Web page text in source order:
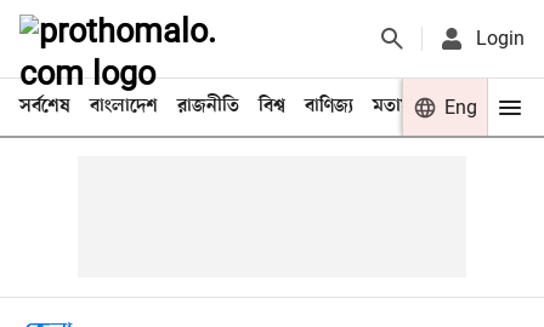
Login
সর্বশেষ বাংলাদেশ রাজনীতি বিশ্ব বাণিজ্য মতামত খেলা
Eng